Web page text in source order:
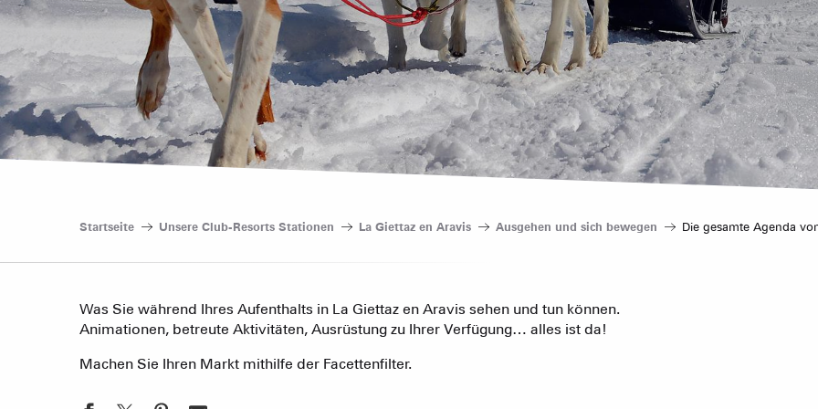
Unsere
Hotels
Möblierte
Startseite Unsere Club-Resorts Stationen La Giettaz en Aravis Ausgehen und sich bewegen Die gesamte Agenda
Was Sie während Ihres Aufenthalts in La Giettaz en Aravis sehen und tun können.
Animationen, betreute Aktivitäten, Ausrüstung zu Ihrer Verfügung… alles ist da!
Machen Sie Ihren Markt mithilfe der Facettenfilter.